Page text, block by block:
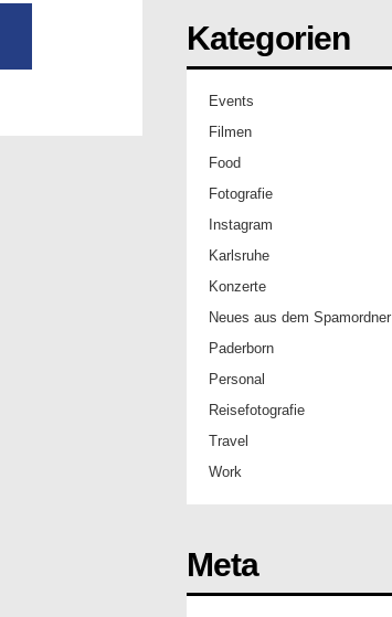
Kategorien
Events
Filmen
Food
Fotografie
Instagram
Karlsruhe
Konzerte
Neues aus dem Spamordner
Paderborn
Personal
Reisefotografie
Travel
Work
Meta